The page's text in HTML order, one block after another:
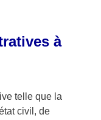
à
telle que la
civil, de